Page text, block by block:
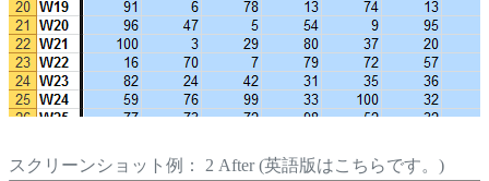
スクリーンショット例： 2 After (英語版はこちらです。)